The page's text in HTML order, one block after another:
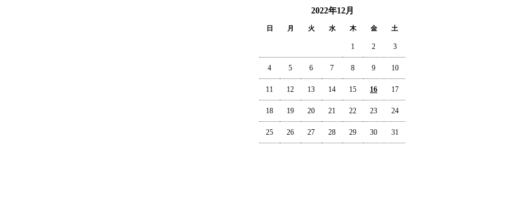
2022年12月
日 月 火 水 木 金 土
1 2 3
4 5 6 7 8 9 10
11 12 13 14 15 16 17
18 19 20 21 22 23 24
25 26 27 28 29 30 31